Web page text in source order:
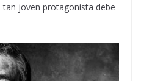
tan joven protagonista debe